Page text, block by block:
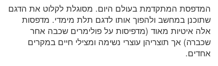
המדפסת המתקדמת בעולם היום. מסוגלת לקלוט את הדגם
שתוכנן במחשב ולהפוך אותו לדגם תלת מימדי. מדפסות
אלה איטיות מאוד (מדפיסות על פולימרים שכבה אחר
שכברה) אך תוצריהן עוצרי נשימה ומצילי חיים במקרים
אחדים.